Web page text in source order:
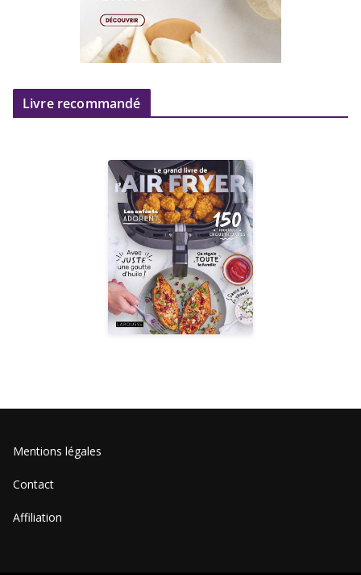
Livre recommandé
Mentions légales
Contact
Affiliation